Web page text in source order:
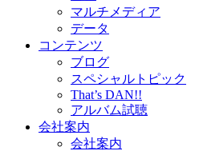
マルチメディア
データ
コンテンツ
ブログ
スペシャルトピック
That’s DAN!!
アルバム試聴
会社案内
会社案内